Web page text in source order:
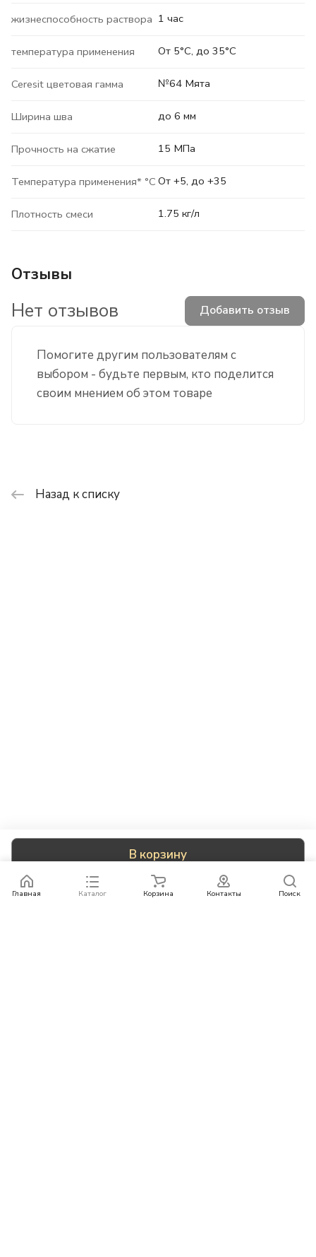
В корзину
жизнеспособность раствора 1 час
температура применения От 5°C, до 35°C
Ceresit цветовая гамма №64 Мята
Ширина шва до 6 мм
Прочность на сжатие 15 МПа
Температура применения* °C От +5, до +35
Плотность смеси 1.75 кг/л
Отзывы
Помогите другим пользователям с
выбором - будьте первым, кто поделится
своим мнением об этом товаре
Нет отзывов Добавить отзыв
Назад к списку
Главная Каталог Корзина Контакты Поиск